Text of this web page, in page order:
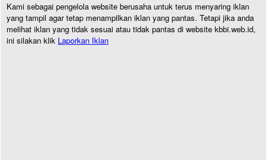
Kami sebagai pengelola website berusaha untuk terus menyaring iklan
yang tampil agar tetap menampilkan iklan yang pantas. Tetapi jika anda
melihat iklan yang tidak sesuai atau tidak pantas di website kbbi.web.id,
ini silakan klik Laporkan Iklan